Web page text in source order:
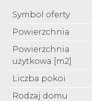
Symbol oferty
Powierzchnia
Powierzchnia
użytkowa [m2]
Liczba pokoi
Rodzaj domu